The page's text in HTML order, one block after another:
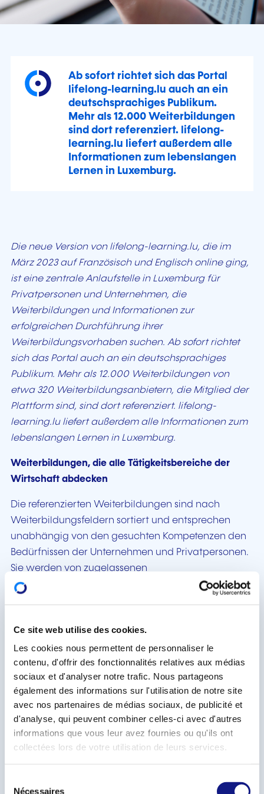
Ce site web utilise des cookies.
Les cookies nous permettent de personnaliser le
contenu, d'offrir des fonctionnalités relatives aux médias
sociaux et d'analyser notre trafic. Nous partageons
également des informations sur l'utilisation de notre site
avec nos partenaires de médias sociaux, de publicité et
d'analyse, qui peuvent combiner celles-ci avec d'autres
informations que vous leur avez fournies ou qu'ils ont
collectées lors de votre utilisation de leurs services.
Nécessaires
Ab sofort richtet sich das Portal
lifelong-learning.lu auch an ein
deutschsprachiges Publikum.
Mehr als 12.000 Weiterbildungen
sind dort referenziert. lifelong-
learning.lu liefert außerdem alle
Informationen zum lebenslangen
Lernen in Luxemburg.
Die neue Version von lifelong-learning.lu, die im
März 2023 auf Französisch und Englisch online ging,
ist eine zentrale Anlaufstelle in Luxemburg für
Privatpersonen und Unternehmen, die
Weiterbildungen und Informationen zur
erfolgreichen Durchführung ihrer
Weiterbildungsvorhaben suchen. Ab sofort richtet
sich das Portal auch an ein deutschsprachiges
Publikum. Mehr als 12.000 Weiterbildungen von
etwa 320 Weiterbildungsanbietern, die Mitglied der
Plattform sind, sind dort referenziert. lifelong-
learning.lu liefert außerdem alle Informationen zum
lebenslangen Lernen in Luxemburg.
Weiterbildungen, die alle Tätigkeitsbereiche der
Wirtschaft abdecken
Die referenzierten Weiterbildungen sind nach
Weiterbildungsfeldern sortiert und entsprechen
unabhängig von den gesuchten Kompetenzen den
Bedürfnissen der Unternehmen und Privatpersonen.
Sie werden von zugelassenen
Weiterbildungsanbietern, die Mitglied der Plattform
Unterrichtssprache, Ort, Dauer usw. gefiltert werden.
Auch die Alternativen, um über die Ausbildung für
Erwachsene, Abendkurse, Fernkurse oder die
Validierung des nichtformalen und informellen
Lernens Zugang zu den Abschlüssen zu bekommen,
werden auf der Website beschrieben.
Weiterbildungsbeihilfen für Privatpersonen und
Unternehmen
Privatpersonen, die eine Weiterbildung absolvieren